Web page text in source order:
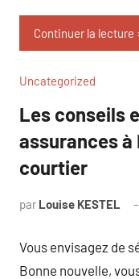
Continuer la lecture
Uncategorized
Les conseils
assurances à
courtier
par Louise KESTEL
Vous envisagez de
Bonne nouvelle,